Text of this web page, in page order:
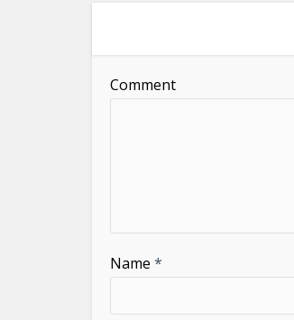
Comment
Name *